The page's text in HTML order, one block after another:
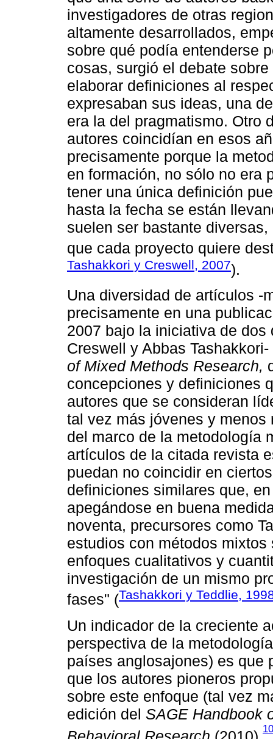
investigadores de otras
altamente desarrollados,
sobre qué podía entenderse
cosas, surgió el debate
elaborar definiciones al
expresaban sus ideas, una
era la del pragmatismo. Otro
autores coincidían en esos
precisamente porque la
en formación, no sólo no era
tener una única definición
hasta la fecha se están
suelen ser bastante
que cada proyecto quiere
Tashakkori y Creswell, 2007).
Una diversidad de artículos -
precisamente en una
2007 bajo la iniciativa de
Creswell y Abbas
of Mixed Methods Research,
concepciones y definiciones
autores que se consideran
tal vez más jóvenes y
del marco de la metodología
artículos de la citada revista
puedan no coincidir en
definiciones similares que,
apegándose en buena
noventa, precursores como
estudios con métodos
enfoques cualitativos y
investigación de un mismo
fases" (Tashakkori y Teddlie,
Un indicador de la creciente
perspectiva de la
países anglosajones) es que
que los autores pioneros
sobre este enfoque (tal vez
edición del SAGE Handbook
10